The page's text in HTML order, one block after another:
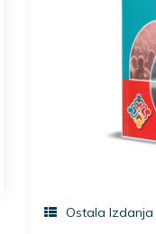
Ostala Izdanja